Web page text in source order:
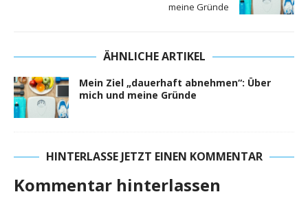
meine Gründe
ÄHNLICHE ARTIKEL
Mein Ziel „dauerhaft abnehmen“: Über
mich und meine Gründe
HINTERLASSE JETZT EINEN KOMMENTAR
Kommentar hinterlassen